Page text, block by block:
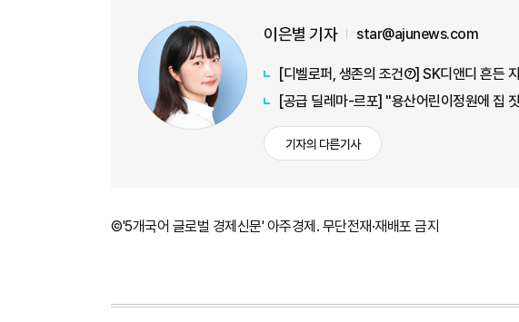
이은별 기자 star@ajunews.com
[디벨로퍼, 생존의 조건⑦] SK디앤디 흔든
[공급 딜레마-르포] "용산어린이정원에 집
기자의 다른기사
©'5개국어 글로벌 경제신문' 아주경제. 무단전재·재배포 금지